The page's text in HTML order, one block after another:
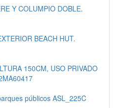
Y COLUMPIO DOBLE.
BEACH HUT.
150CM, USO PRIVADO
públicos ASL_225C